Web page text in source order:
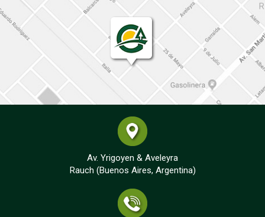
Av. Yrigoyen & Aveleyra
Rauch (Buenos Aires, Argentina)